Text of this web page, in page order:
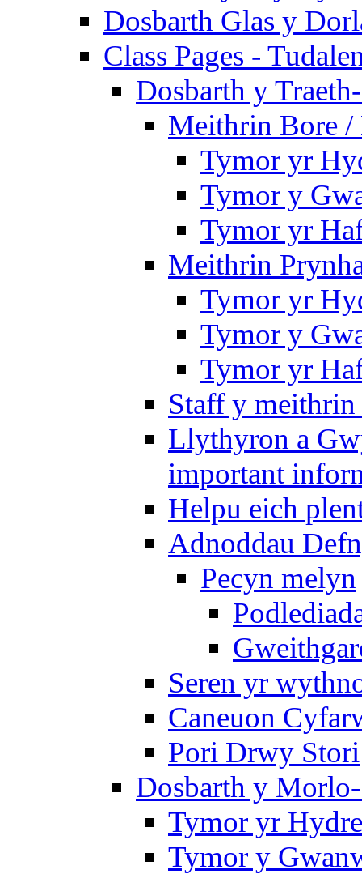
Dosbarth Glas y
Class Pages -
Dosbarth y
Meithrin Bore
Tymor yr
Tymor y
Tymor yr
Meithrin
Tymor yr
Tymor y
Tymor yr
Staff y
Llythyron a
important
Helpu eich
Adnoddau
Pecyn melyn
Seren yr
Caneuon
Pori Drwy Stori
Dosbarth y
Tymor yr
Tymor y